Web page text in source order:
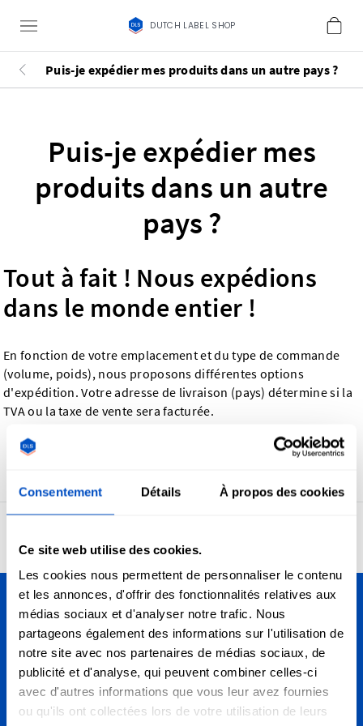
Consentement Détails À propos des cookies
Ce site web utilise des cookies.
Les cookies nous permettent de personnaliser le contenu
et les annonces, d'offrir des fonctionnalités relatives aux
médias sociaux et d'analyser notre trafic. Nous
partageons également des informations sur l'utilisation de
notre site avec nos partenaires de médias sociaux, de
publicité et d'analyse, qui peuvent combiner celles-ci
avec d'autres informations que vous leur avez fournies
ou qu'ils ont collectées lors de votre utilisation de leurs
DUTCH LABEL SHOP
Puis-je expédier mes produits dans un autre pays ?
Puis-je expédier mes
produits dans un autre
pays ?
Tout à fait ! Nous expédions
dans le monde entier !
En fonction de votre emplacement et du type de commande
(volume, poids), nous proposons différentes options
d'expédition. Votre adresse de livraison (pays) détermine si la
TVA ou la taxe de vente sera facturée.
Personnalisez vos créations
Nous livrons partout en Suisse, de Lausanne à Zurich en
passant par Berne et dans le monde entier!